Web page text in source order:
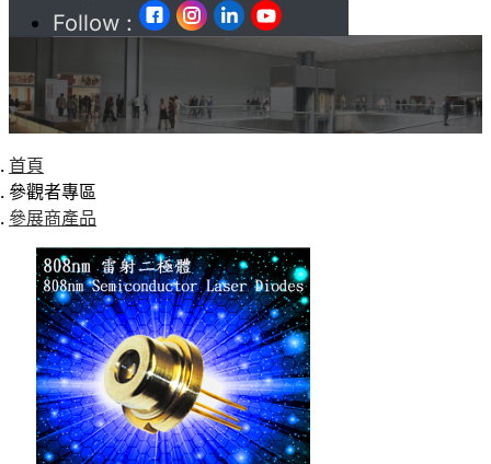
Follow :
首頁
參觀者專區
參展商產品